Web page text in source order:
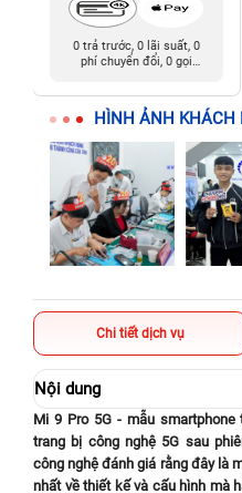
0 trả trước, 0 lãi suất, 0
phí chuyển đổi, 0 gọi
HÌNH ẢNH KHÁCH
Chi tiết dịch vụ
Nội dung
Mi 9 Pro 5G - mẫu
trang bị công nghệ 5G sau
công nghệ đánh giá rằng đây là
nhất về thiết kế và cấu hình mà